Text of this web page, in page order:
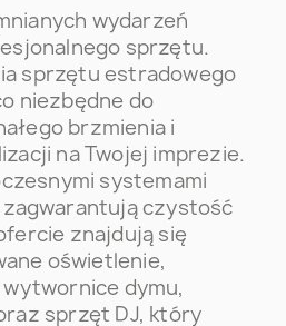
wydarzeń
sprzętu.
sprzętu estradowego
niezbędne do
brzmienia i
na Twojej imprezie.
systemami
zagwarantują czystość
znajdują się
oświetlenie,
dymu,
sprzęt DJ, który